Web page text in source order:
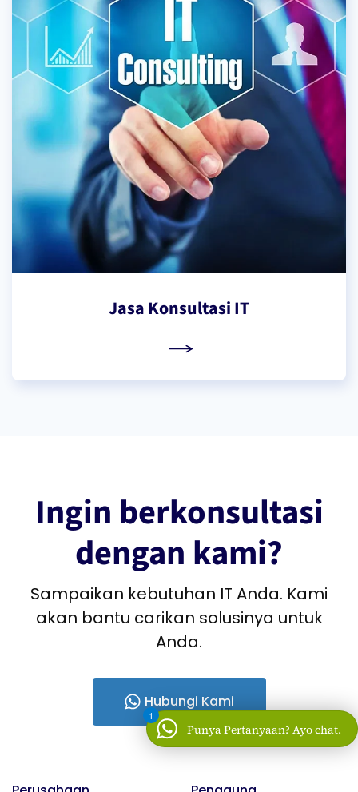
Jasa Konsultasi IT
Ingin berkonsultasi
dengan kami?
Sampaikan kebutuhan IT Anda. Kami
akan bantu carikan solusinya untuk
Anda.
Hubungi Kami
Punya Pertanyaan? Ayo chat.
1